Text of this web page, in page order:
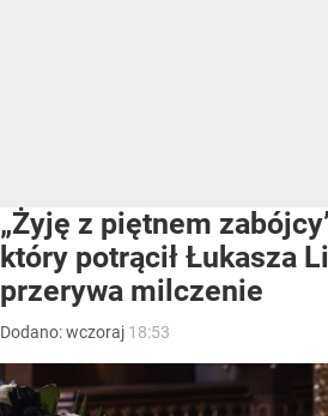
„Żyję z piętnem
który potrącił Łukasza
przerywa milczenie
Dodano:wczoraj 18:53